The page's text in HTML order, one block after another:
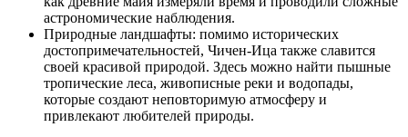
астрономические наблюдения.
Природные ландшафты: помимо исторических
достопримечательностей, Чичен-Ица также славится
своей красивой природой. Здесь можно найти пышные
тропические леса, живописные реки и водопады,
которые создают неповторимую атмосферу и
привлекают любителей природы.